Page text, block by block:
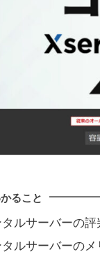
ること
ルサーバーの評
ルサーバーの